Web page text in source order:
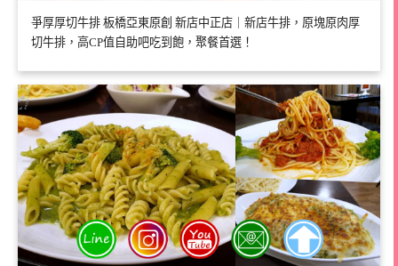
爭厚厚切牛排 板橋亞東原創 新店中正店｜新店牛排，原塊原肉厚
切牛排，高CP值自助吧吃到飽，聚餐首選！